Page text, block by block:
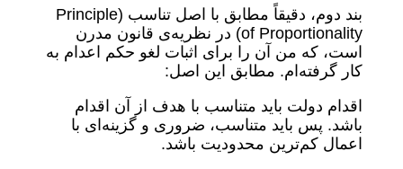
بند دوم، دقیقاً مطابق با اصل تناسب (Principle
of Proportionality) در نظریه‌ی قانون مدرن
است، که من آن را برای اثبات لغو حکم اعدام به
کار گرفته‌ام. مطابق این اصل:
اقدام دولت باید متناسب با هدف از آن اقدام
باشد. پس باید متناسب، ضروری و گزینه‌ای با
اعمال کم‌ترین محدودیت باشد.